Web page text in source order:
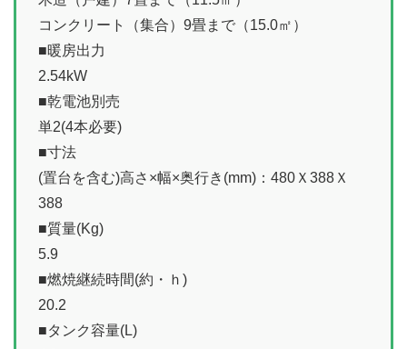
コンクリート（集合）9畳まで（15.0㎡）
■暖房出力
2.54kW
■乾電池別売
単2(4本必要)
■寸法
(置台を含む)高さ×幅×奥行き(mm)：480Ｘ388Ｘ
388
■質量(Kg)
5.9
■燃焼継続時間(約・ｈ)
20.2
■タンク容量(L)